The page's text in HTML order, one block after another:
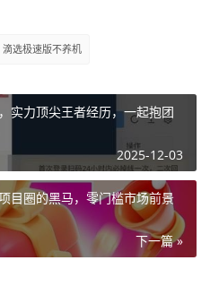
滴选极速版不养机
实力顶尖王者经历，一起抱团
2025-12-03
目圈的黑马，零门槛市场前景
下一篇 »